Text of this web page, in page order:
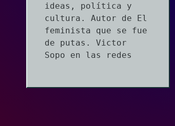
ideas, política y
cultura. Autor de El
feminista que se fue
de putas. Victor
Sopo en las redes